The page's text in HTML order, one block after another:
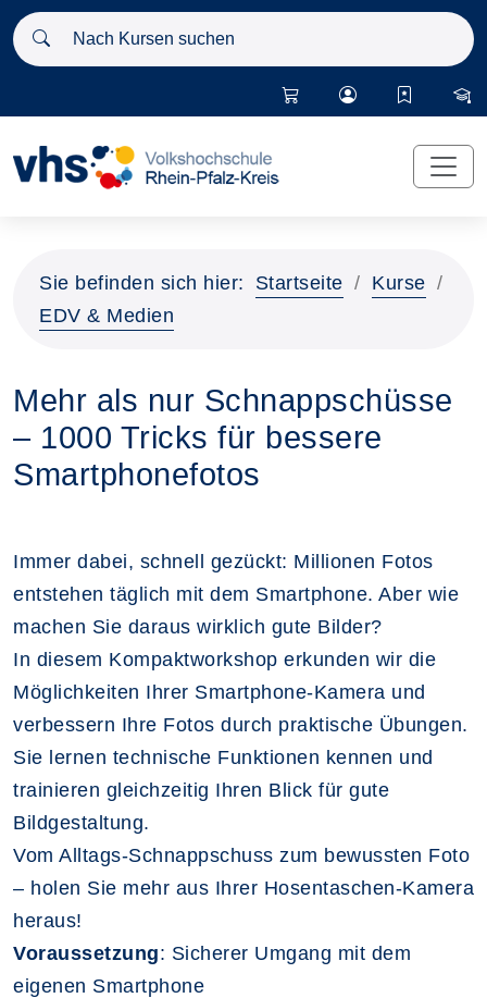
Nach Kursen suchen
Sie befinden sich hier: Startseite
Kurse
EDV & Medien
Mehr als nur Schnappschüsse
– 1000 Tricks für bessere
Smartphonefotos
Immer dabei, schnell gezückt: Millionen Fotos
entstehen täglich mit dem Smartphone. Aber wie
machen Sie daraus wirklich gute Bilder?
In diesem Kompaktworkshop erkunden wir die
Möglichkeiten Ihrer Smartphone-Kamera und
verbessern Ihre Fotos durch praktische Übungen.
Sie lernen technische Funktionen kennen und
trainieren gleichzeitig Ihren Blick für gute
Bildgestaltung.
Vom Alltags-Schnappschuss zum bewussten Foto
– holen Sie mehr aus Ihrer Hosentaschen-Kamera
heraus!
Voraussetzung: Sicherer Umgang mit dem
eigenen Smartphone